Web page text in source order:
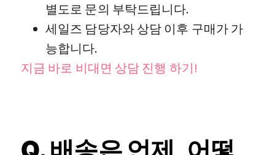
별도로 문의 부탁드립니다.
세일즈 담당자와 상담 이후 구매가 가
능합니다.
지금 바로 비대면 상담 진행 하기!